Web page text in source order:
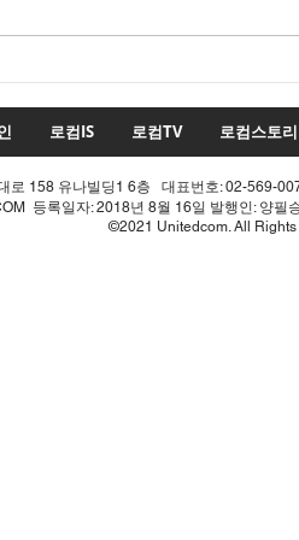
적 쇄신으론 어림없다!
로컴IS 로컴TV 로컴스토리
로 158 유나빌딩1 6층 대표번호: 02-569-
등록일자: 2018년 8월 16일 발행인: 양
©2021 Unitedcom. All Rights